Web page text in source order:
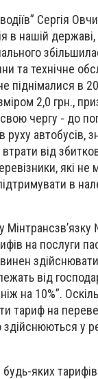
Сергія
в нашій
та технічне
піднімалися в
2,0 грн.,
чергу - до
руху автобусів,
від
які
в
на послуги
від
на 10%”.
тариф на
у
яких